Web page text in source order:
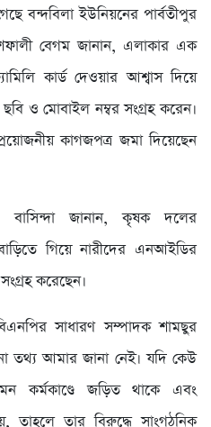
বন্দবিলা ইউনিয়নের পার্বতীপুর
শেফালী বেগম জানান, এলাকার এক
কার্ড দেওয়ার আশ্বাস দিয়ে
ও মোবাইল নম্বর সংগ্রহ করেন।
কাগজপত্র জমা দিয়েছেন
জানান, কৃষক দলের
গিয়ে নারীদের এনআইডির
করেছেন।
সাধারণ সম্পাদক শামছুর
তথ্য আমার জানা নেই। যদি কেউ
কর্মকাণ্ডে জড়িত থাকে এবং
তাহলে তার বিরুদ্ধে সাংগঠনিক